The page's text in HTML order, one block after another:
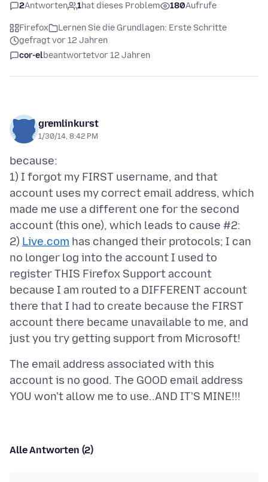
2Antworten 1hat dieses Problem 180Aufrufe
Firefox
Lernen Sie die Grundlagen: Erste Schritte
gefragt vor 12 Jahren
cor-elbeantwortetvor 12 Jahren
gremlinkurst
1/30/14, 8:42 PM
because:
1) I forgot my FIRST username, and that
account uses my correct email address, which
made me use a different one for the second
account (this one), which leads to cause #2:
2) Live.com has changed their protocols; I can
no longer log into the account I used to
register THIS Firefox Support account
because I am routed to a DIFFERENT account
there that I had to create because the FIRST
account there became unavailable to me, and
The email address associated with this
account is no good. The GOOD email address
Alle Antworten (2)